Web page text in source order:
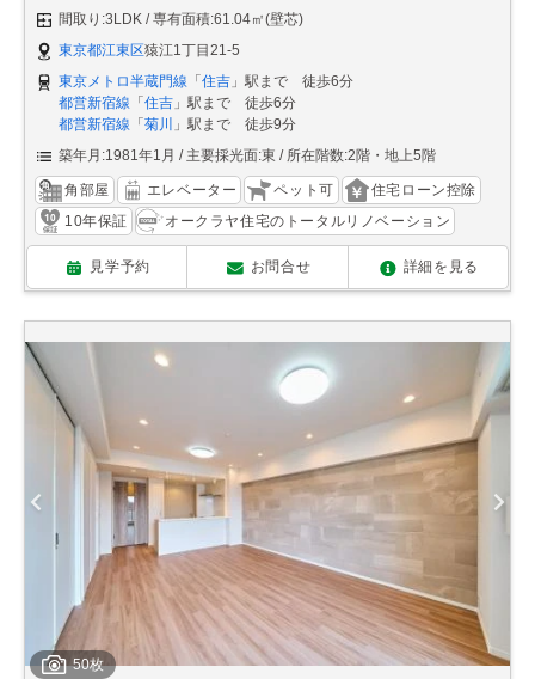
間取り:3LDK
専有面積:61.04㎡(壁芯)
東京都江東区猿江1丁目21-5
東京メトロ半蔵門線 「 住吉 」駅まで 徒歩6分
都営新宿線 「 住吉 」駅まで 徒歩6分
都営新宿線 「 菊川
」駅まで 徒歩9分
築年月:1981年1月
主要採光面:東 所在階数:2階・地上5階
角部屋 エレベーター ペット可
住宅ローン控除
10年保証
オークラヤ住宅のトータルリノベーション
見学予約 お問合せ 詳細を見る
50枚